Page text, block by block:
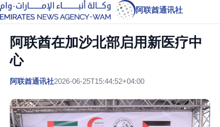
阿联酋通讯社
阿联酋在加沙北部启用新医疗中
心
阿联酋通讯社2026-06-25T15:44:52+04:00